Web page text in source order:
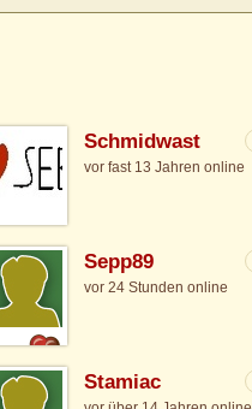
Schmidwast
vor fast 13 Jahren online
Sepp89
vor 24 Stunden online
Stamiac